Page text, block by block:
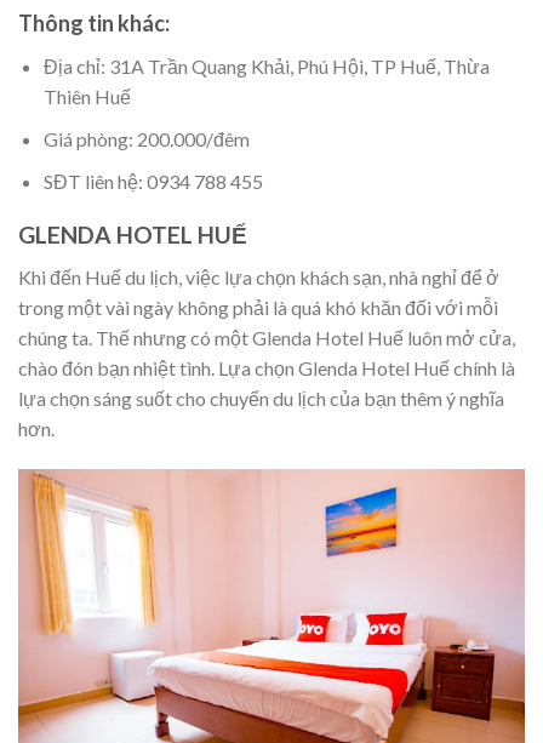
Thông tin khác:
Địa chỉ: 31A Trần Quang Khải, Phú Hội, TP Huế, Thừa
Thiên Huế
Giá phòng: 200.000/đêm
SĐT liên hệ: 0934 788 455
GLENDA HOTEL HUẾ
Khi đến Huế du lịch, việc lựa chọn khách sạn, nhà nghỉ để ở
trong một vài ngày không phải là quá khó khăn đối với mỗi
chúng ta. Thế nhưng có một Glenda Hotel Huế luôn mở cửa,
chào đón bạn nhiệt tình. Lựa chọn Glenda Hotel Huế chính là
lựa chọn sáng suốt cho chuyến du lịch của bạn thêm ý nghĩa
hơn.